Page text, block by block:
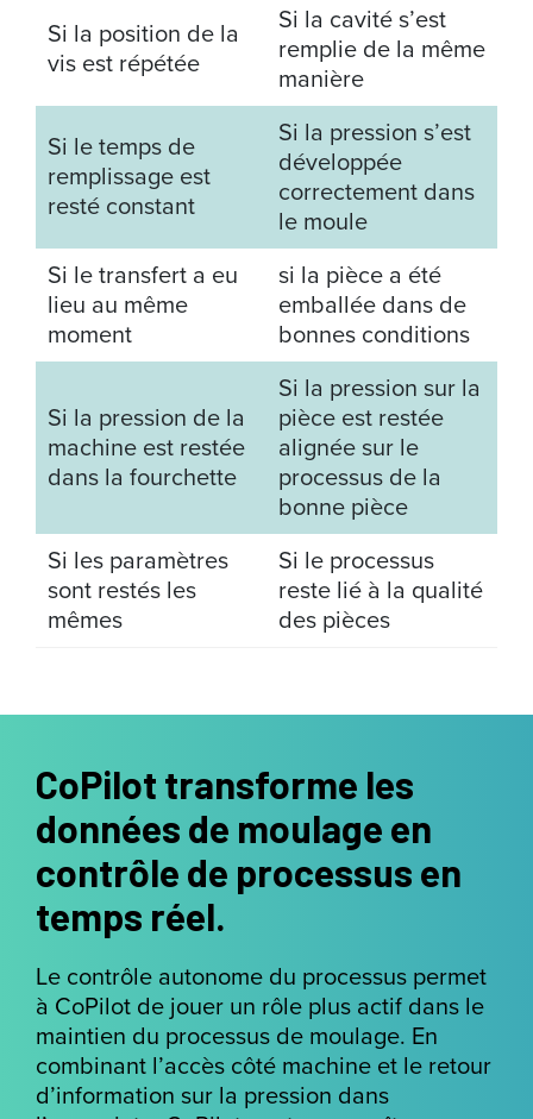
Si la position de la
vis est répétée
Si la cavité s’est
remplie de la même
manière
Si le temps de
remplissage est
resté constant
Si la pression s’est
développée
correctement dans
le moule
Si le transfert a eu
lieu au même
moment
si la pièce a été
emballée dans de
bonnes conditions
Si la pression de la
machine est restée
dans la fourchette
Si la pression sur la
pièce est restée
alignée sur le
processus de la
bonne pièce
Si les paramètres
sont restés les
mêmes
Si le processus
reste lié à la qualité
des pièces
CoPilot transforme les
données de moulage en
contrôle de processus en
temps réel.
Le contrôle autonome du processus permet
à CoPilot de jouer un rôle plus actif dans le
maintien du processus de moulage. En
combinant l’accès côté machine et le retour
d’information sur la pression dans